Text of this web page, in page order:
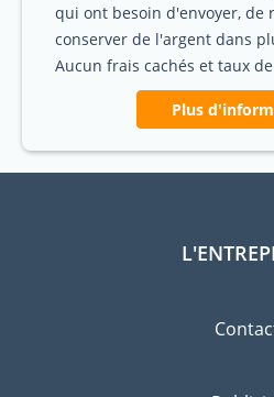
qui ont besoin d'envoyer, de
conserver de l'argent dans
Aucun frais cachés et taux
Plus